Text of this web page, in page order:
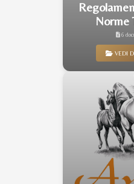
Norme
6
VEDI